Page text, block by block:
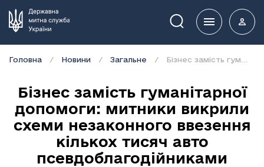
Пошук
Головна Новини Загальне
Бізнес замість гуманітарної
допомоги: митники викрили
схеми незаконного ввезення
кількох тисяч авто
псевдоблагодійниками